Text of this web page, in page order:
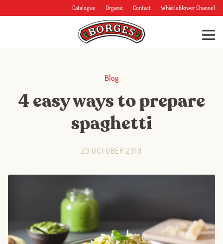
Catalogue Organic Contact Whistleblower Channel
Blog
4 easy ways to prepare
spaghetti
23 OCTOBER 2018